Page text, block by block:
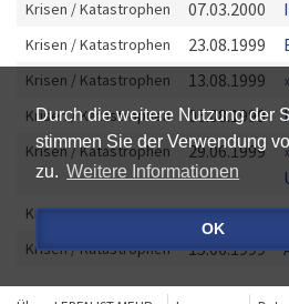
Durch die weitere Nutzung der
stimmen Sie der Verwendung
zu. Weitere Informationen
OK
Krisen / Katastrophen 07.03.2000
Krisen / Katastrophen 23.08.1999
Krisen / Katastrophen 13.08.1999
Krisen / Katastrophen 06.08.1999
Krisen / Katastrophen 29.06.1999
Krisen / Katastrophen 22.06.1999
Krisen / Katastrophen 15.06.1999